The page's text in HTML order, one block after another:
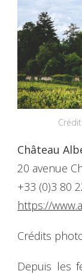
Château
20 avenue
+33 (0)3 80
https://
Crédits
Depuis les